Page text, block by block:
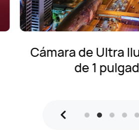
Cámara de Ultra
de 1